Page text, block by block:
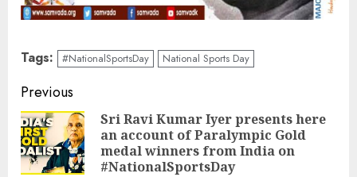
Tags: #NationalSportsDay National Sports Day
Continue
Reading
Previous
Sri Ravi Kumar Iyer presents here
an account of Paralympic Gold
medal winners from India on
#NationalSportsDay